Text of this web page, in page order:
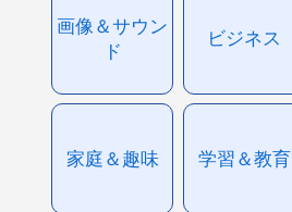
画像＆サウン
ド
ビジネス
家庭＆趣味 学習＆教育